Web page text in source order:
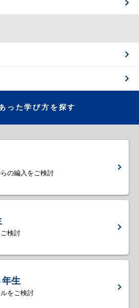
った学び方を探す
の編入をご検討
検討
年生
をご検討